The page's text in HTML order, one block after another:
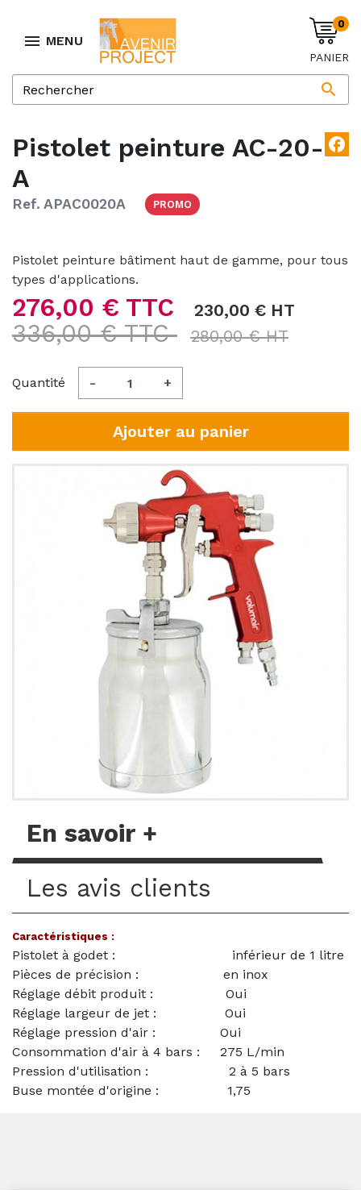
 MENU

0
PANIER
Pistolet peinture AC-20-
A
facebook
Ref. APAC0020A PROMO
Pistolet peinture bâtiment haut de gamme, pour tous
types d'applications.
276,00 € TTC 230,00 € HT
336,00 € TTC 280,00 € HT
Quantité - +
Ajouter au panier
En savoir +
Les avis clients
Caractéristiques :
Pistolet à godet : inférieur de 1 litre
Pièces de précision : en inox
Réglage débit produit : Oui
Réglage largeur de jet : Oui
Réglage pression d'air : Oui
Consommation d'air à 4 bars : 275 L/min
Pression d'utilisation : 2 à 5 bars
Buse montée d'origine : 1,75